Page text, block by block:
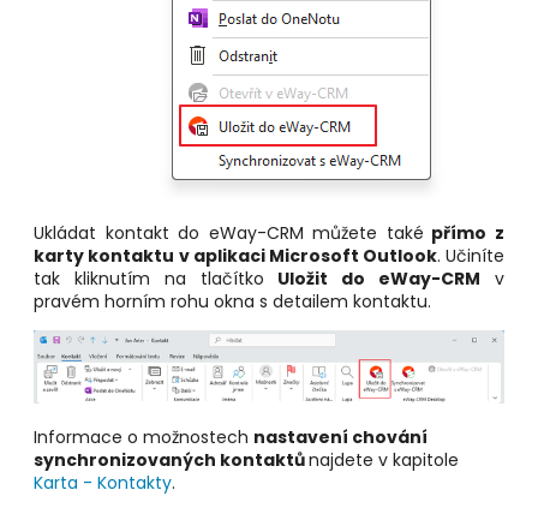
Ukládat kontakt do eWay-CRM můžete také přímo z
karty kontaktu v aplikaci Microsoft Outlook. Učiníte
tak kliknutím na tlačítko Uložit do eWay-CRM v
pravém horním rohu okna s detailem kontaktu.
Informace o možnostech nastavení chování
synchronizovaných kontaktůnajdete v kapitole
Karta - Kontakty.